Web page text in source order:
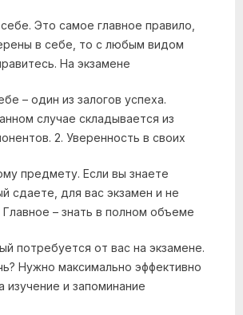
Это самое главное правило,
в себе, то с любым видом
На экзамене
– один из залогов успеха.
случае складывается из
2. Уверенность в своих
предмету. Если вы знаете
сдаете, для вас экзамен и не
– знать в полном объеме
потребуется от вас на экзамене.
Нужно максимально эффективно
изучение и запоминание